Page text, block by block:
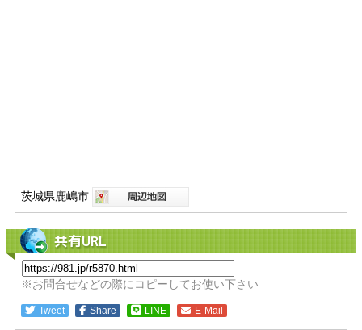
茨城県鹿嶋市
共有URL
※お問合せなどの際にコピーしてお使い下さい
Tweet Share LINE E-Mail